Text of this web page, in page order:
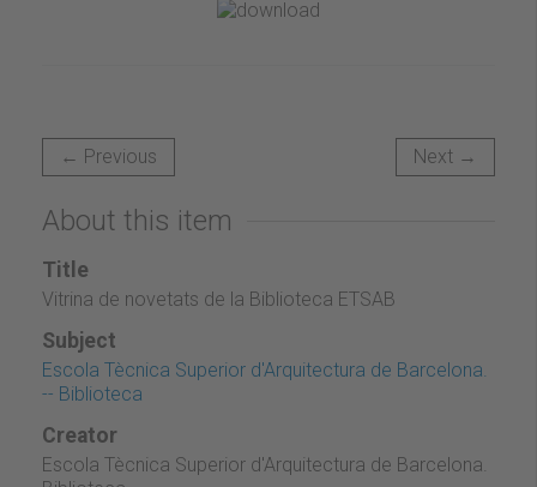
← Previous Next →
About this item
Title
Vitrina de novetats de la Biblioteca ETSAB
Subject
Escola Tècnica Superior d'Arquitectura de Barcelona.
-- Biblioteca
Creator
Escola Tècnica Superior d'Arquitectura de Barcelona.